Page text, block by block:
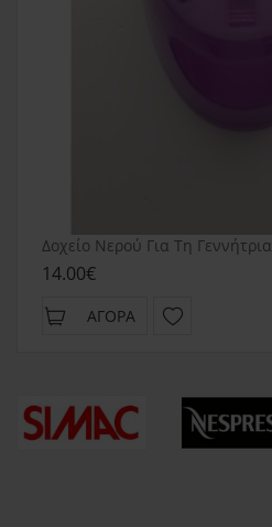
Δοχείο Νερού Για Τη
14.00€
ΑΓΟΡΆ